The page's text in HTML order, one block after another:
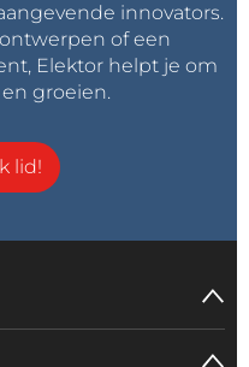
innovators.
of een
Elektor helpt je om
groeien.
lid!